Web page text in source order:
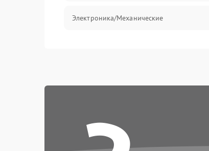
Электроника/Механические